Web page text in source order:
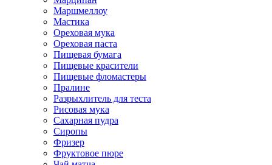
Маршмеллоу
Мастика
Ореховая мука
Ореховая паста
Пищевая бумага
Пищевые красители
Пищевые фломастеры
Пралине
Разрыхлитель для теста
Рисовая мука
Сахарная пудра
Сиропы
Фризер
Фруктовое пюре